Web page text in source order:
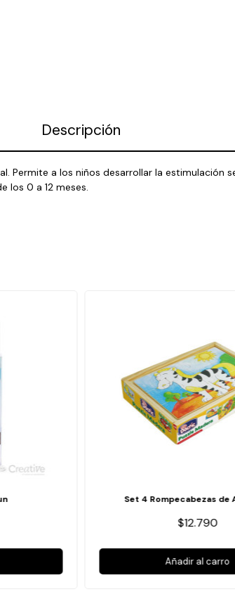
Descripción
a los niños desarrollar la estimulación
los 0 a 12 meses.
Set 4 Rompecabezas de
$12.790
Añadir al carro